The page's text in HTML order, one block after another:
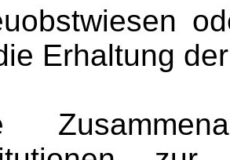
Erhaltung